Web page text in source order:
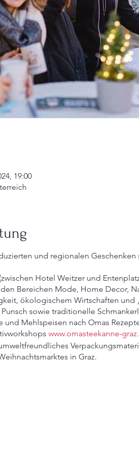
19:00
und regionalen Geschenken
Hotel Weitzer und
Bereichen Mode, Home Decor,
ökologischem Wirtschaften und
sowie traditionelle
und Mehlspeisen nach Omas
www.omasteekanne-
in Graz.